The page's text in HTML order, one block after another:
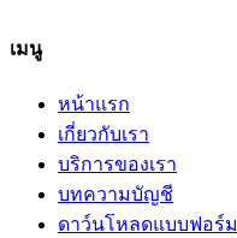
เมนู
หน้าแรก
เกี่ยวกับเรา
บริการของเรา
บทความบัญชี
ดาว์นโหลดแบบฟอร์ม